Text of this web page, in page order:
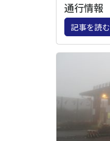
通行情報
記事を読む